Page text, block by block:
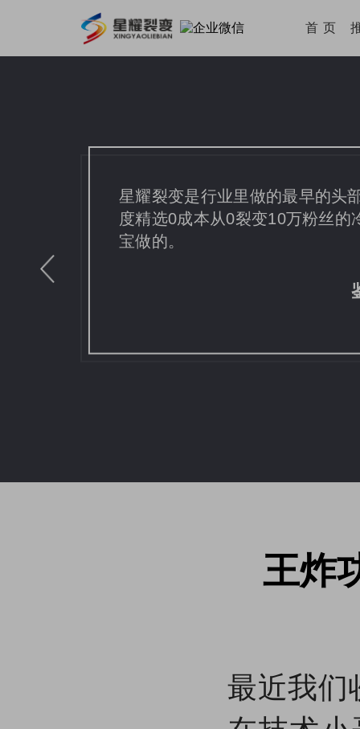
首 页
星耀裂变是行业里做的最早的头
度精选0成本从0裂变10万粉丝的
宝做的。
王炸
最近我